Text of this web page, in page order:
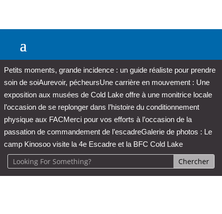
Petits moments, grande incidence : un guide réaliste pour prendre
soin de soiAurevoir, pécheursUne carrière en mouvement : Une
exposition aux musées de Cold Lake offre à une monitrice locale
l’occasion de se replonger dans l’histoire du conditionnement
physique aux FACMerci pour vos efforts à l’occasion de la
passation de commandement de l’escadreGalerie de photos : Le
camp Kinosoo visite la 4e Escadre et la BFC Cold Lake